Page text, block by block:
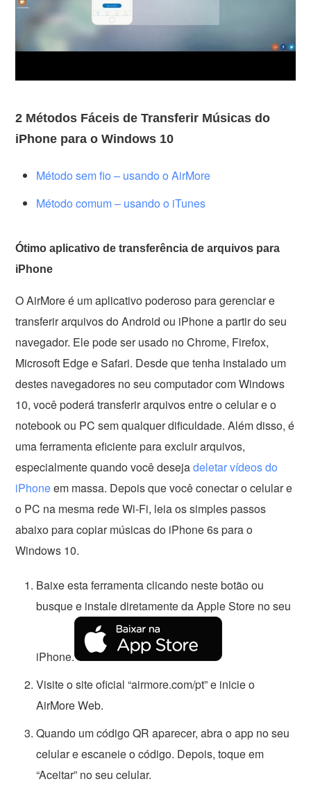
2 Métodos Fáceis de Transferir Músicas do
iPhone para o Windows 10
Método sem fio – usando o AirMore
Método comum – usando o iTunes
Ótimo aplicativo de transferência de arquivos para
iPhone
O AirMore é um aplicativo poderoso para gerenciar e
transferir arquivos do Android ou iPhone a partir do seu
navegador. Ele pode ser usado no Chrome, Firefox,
Microsoft Edge e Safari. Desde que tenha instalado um
destes navegadores no seu computador com Windows
10, você poderá transferir arquivos entre o celular e o
notebook ou PC sem qualquer dificuldade. Além disso, é
uma ferramenta eficiente para excluir arquivos,
especialmente quando você desejadeletar vídeos do
iPhoneem massa. Depois que você conectar o celular e
o PC na mesma rede Wi-Fi, leia os simples passos
abaixo para copiar músicas do iPhone 6s para o
Windows 10.
Baixe esta ferramenta clicando neste botão ou
busque e instale diretamente da Apple Store no seu
iPhone.
Visite o site oficial “airmore.com/pt” e inicie o
AirMore Web.
Quando um código QR aparecer, abra o app no seu
celular e escaneie o código. Depois, toque em
“Aceitar” no seu celular.